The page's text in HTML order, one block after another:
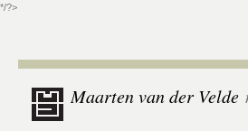
*/?>
Maarten van der Velde